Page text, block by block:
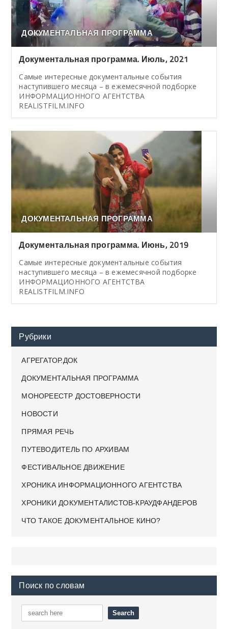
ДОКУМЕНТАЛЬНАЯ ПРОГРАММА
Документальная программа. Июль, 2021
Cамые интересные документальные события
наступившего месяца – в ежемесячной подборке
ИНФОРМАЦИОННОГО АГЕНТСТВА
REALISTFILM.INFO
ДОКУМЕНТАЛЬНАЯ ПРОГРАММА
Документальная программа. Июнь, 2019
Самые интересные документальные события
наступившего месяца – в ежемесячной подборке
ИНФОРМАЦИОННОГО АГЕНТСТВА
REALISTFILM.INFO
Рубрики
АГРЕГАТОР.ДОК
ДОКУМЕНТАЛЬНАЯ ПРОГРАММА
МОНОРЕЕСТР ДОСТОВЕРНОСТИ
НОВОСТИ
ПРЯМАЯ РЕЧЬ
ПУТЕВОДИТЕЛЬ ПО АРХИВАМ
ФЕСТИВАЛЬНОЕ ДВИЖЕНИЕ
ХРОНИКА ИНФОРМАЦИОННОГО АГЕНТСТВА
ХРОНИКИ ДОКУМЕНТАЛИСТОВ-КРАУДФАНДЕРОВ
ЧТО ТАКОЕ ДОКУМЕНТАЛЬНОЕ КИНО?
Поиск по словам